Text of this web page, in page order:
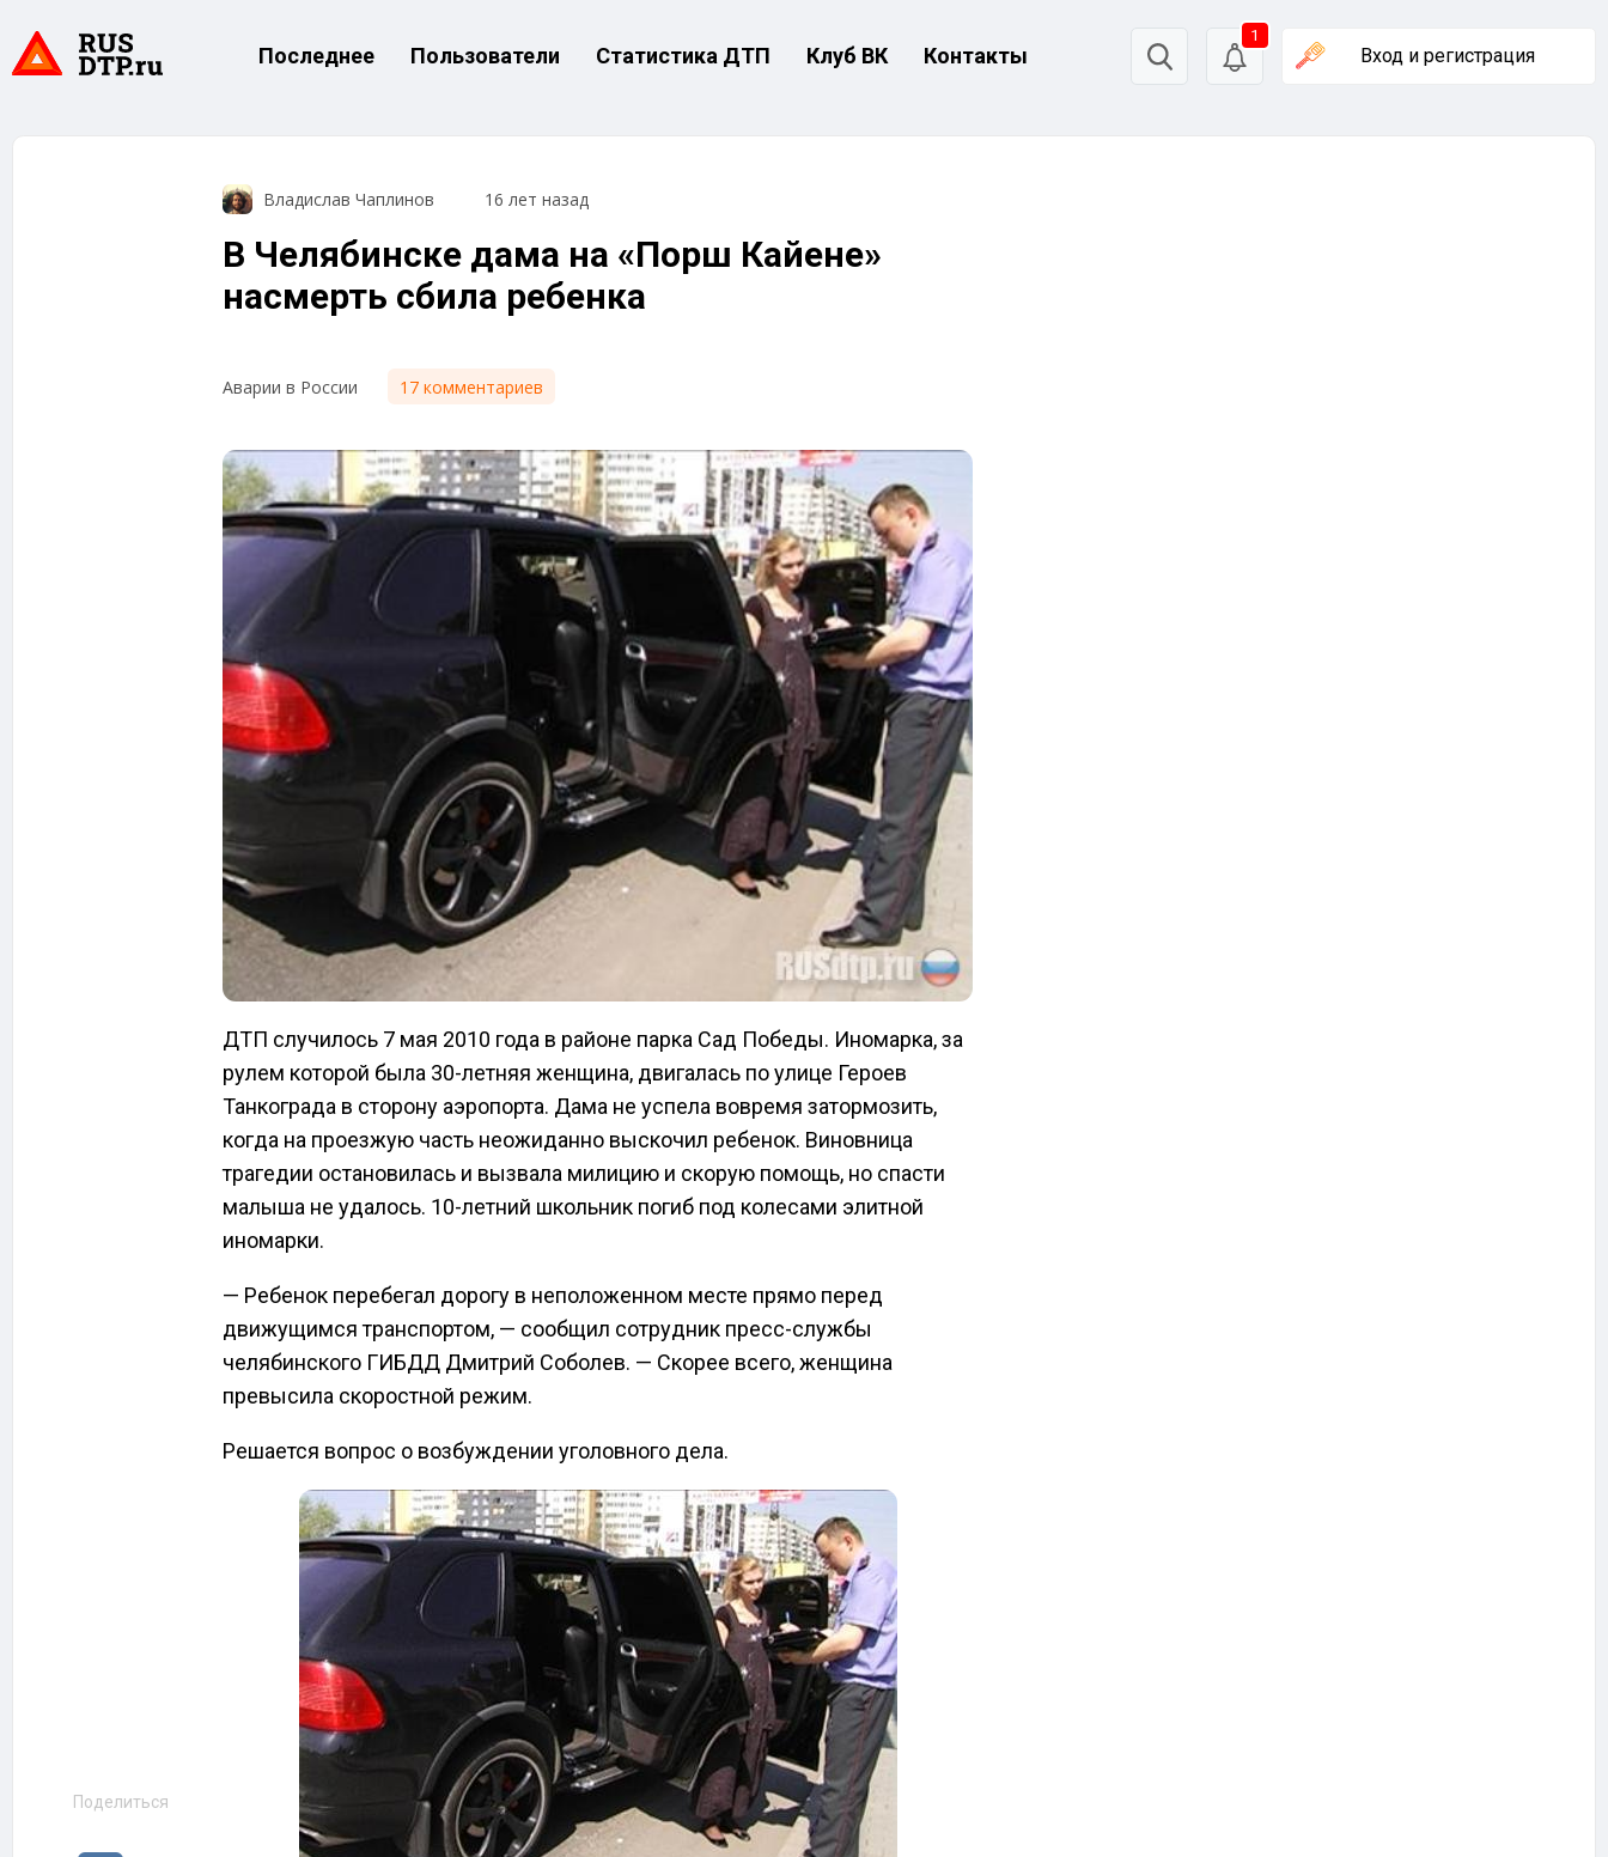
Последнее Пользователи Статистика ДТП Клуб ВК Контакты
1
Вход и регистрация
Поделиться
Владислав Чаплинов 16 лет назад
В Челябинске дама на «Порш Кайене»
насмерть сбила ребенка
Аварии в России 17 комментариев
ДТП случилось 7 мая 2010 года в районе парка Сад Победы. Иномарка, за
рулем которой была 30-летняя женщина, двигалась по улице Героев
Танкограда в сторону аэропорта. Дама не успела вовремя затормозить,
когда на проезжую часть неожиданно выскочил ребенок. Виновница
трагедии остановилась и вызвала милицию и скорую помощь, но спасти
малыша не удалось. 10-летний школьник погиб под колесами элитной
иномарки.
— Ребенок перебегал дорогу в неположенном месте прямо перед
движущимся транспортом, — сообщил сотрудник пресс-службы
челябинского ГИБДД Дмитрий Соболев. — Скорее всего, женщина
превысила скоростной режим.
Решается вопрос о возбуждении уголовного дела.